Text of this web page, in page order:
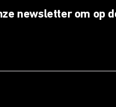
newsletter om op